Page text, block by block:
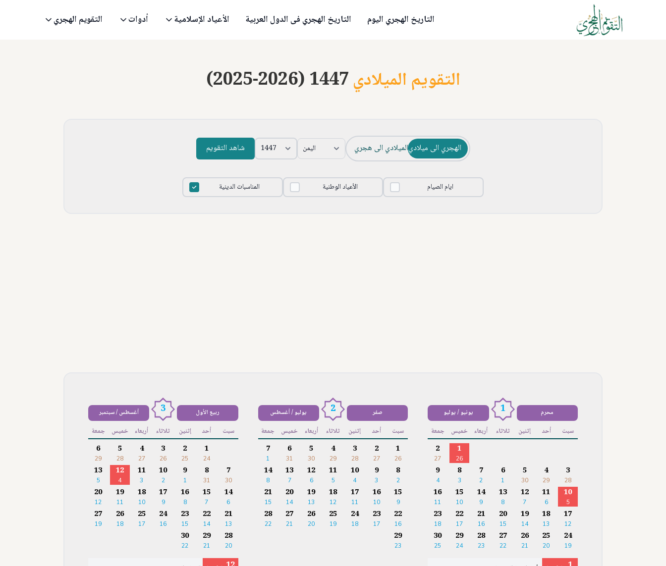
التاريخ الهجري اليوم التاريخ الهجري فى الدول العربية الأعياد الإسلامية أدوات التقويم الهجري
(2025-2026) 1447التقويم الميلادي
شاهد التقويم الميلادي الى هجريالهجري الى ميلادي
المناسبات الدينية الأعياد الوطنية ايام الصيام
محرم 1 يونيو / يوليو
سبت أحد إثنين ثلاثاء أربعاء خميس جمعة
1
26
2
27
3
28
4
29
5
30
6
1
7
2
8
3
9
4
10
5
11
6
12
7
13
8
14
9
15
10
16
11
17
12
18
13
19
14
20
15
21
16
22
17
23
18
24
19
25
20
26
21
27
22
28
23
29
24
30
25
صفر 2 يوليو / أغسطس
سبت أحد إثنين ثلاثاء أربعاء خميس جمعة
1
26
2
27
3
28
4
29
5
30
6
31
7
1
8
2
9
3
10
4
11
5
12
6
13
7
14
8
15
9
16
10
17
11
18
12
19
13
20
14
21
15
22
16
23
17
24
18
25
19
26
20
27
21
28
22
29
23
ربيع الأول 3 أغسطس / سبتمبر
سبت أحد إثنين ثلاثاء أربعاء خميس جمعة
1
24
2
25
3
26
4
27
5
28
6
29
7
30
8
31
9
1
10
2
11
3
12
4
13
5
14
6
15
7
16
8
17
9
18
10
19
11
20
12
21
13
22
14
23
15
24
16
25
17
26
18
27
19
28
20
29
21
30
22